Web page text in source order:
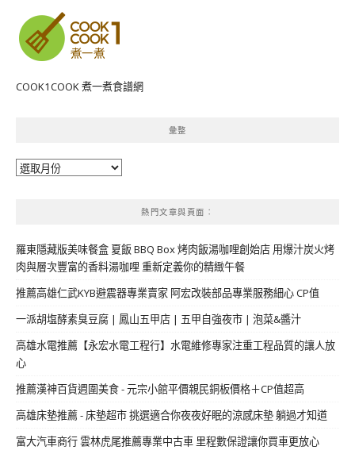
COOK1COOK 煮一煮食譜網
彙整
彙
熱門文章與頁面︰
羅東隱藏版美味餐盒 夏飯 BBQ Box 烤肉飯湯咖哩創始店 用爆汁炭火烤
肉與層次豐富的香料湯咖哩 重新定義你的精緻午餐
推薦高雄仁武KYB避震器專業賣家 阿宏改裝部品專業服務細心 CP值
一派胡塩酵素臭豆腐 | 鳳山五甲店 | 五甲自強夜市 | 泡菜&醬汁
高雄水電推薦【永宏水電工程行】水電維修專家注重工程品質的讓人放
心
推薦漢神百貨週圍美食 - 元宗小館平價親民銅板價格＋CP值超高
高雄床墊推薦 - 床墊超市 挑選適合你夜夜好眠的涼感床墊 躺過才知道
富大汽車商行 雲林虎尾推薦專業中古車 里程數保證讓你買車更放心